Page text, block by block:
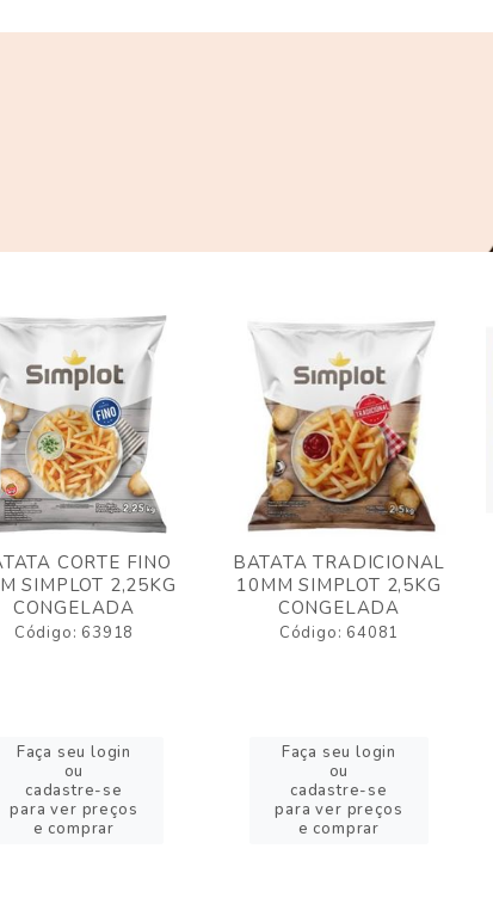
CORTE FINO
SIMPLOT 2,25KG
CONGELADA
Código: 63918
Faça seu login
ou
cadastre-se
para ver preços
e comprar
BATATA TRADICIONAL
10MM SIMPLOT 2,5KG
CONGELADA
Código: 64081
Faça seu login
ou
cadastre-se
para ver preços
e comprar